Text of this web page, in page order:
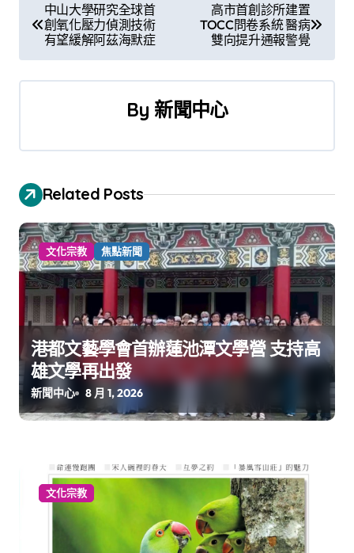
章
導
中山大學研究全球首
創氧化壓力偵測技術
有望緩解阿茲海默症
高市首創診所建置
TOCC問卷系統 醫病
雙向提升通報警覺
By 新聞中心
Related Posts
文化宗教 焦點新聞
港都文藝學會首辦蓮池潭文學營 支持高
雄文學再出發
新聞中心 8 月 1, 2026
文化宗教